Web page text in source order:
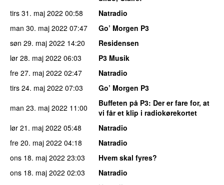
tirs 31. maj 2022 00:58
Natradio
man 30. maj 2022 07:47
Go’ Morgen P3
søn 29. maj 2022 14:20
Residensen
lør 28. maj 2022 06:03
P3 Musik
fre 27. maj 2022 02:47
Natradio
tirs 24. maj 2022 07:03
Go’ Morgen P3
man 23. maj 2022 11:00 Buffeten på P3: Der er fare for, at
vi får et klip i radiokørekortet
lør 21. maj 2022 05:48
Natradio
fre 20. maj 2022 04:18
Natradio
ons 18. maj 2022 23:03
Hvem skal fyres?
ons 18. maj 2022 02:03
Natradio